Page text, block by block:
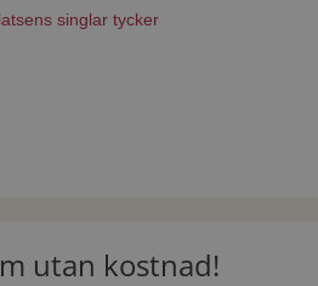
singlar tycker
utan kostnad!